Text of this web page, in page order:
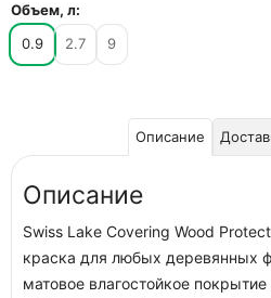
Объем, л:
0.9
2.7 9
Описание
Описание
Swiss Lake Covering Wood
краска для любых деревянных
матовое влагостойкое